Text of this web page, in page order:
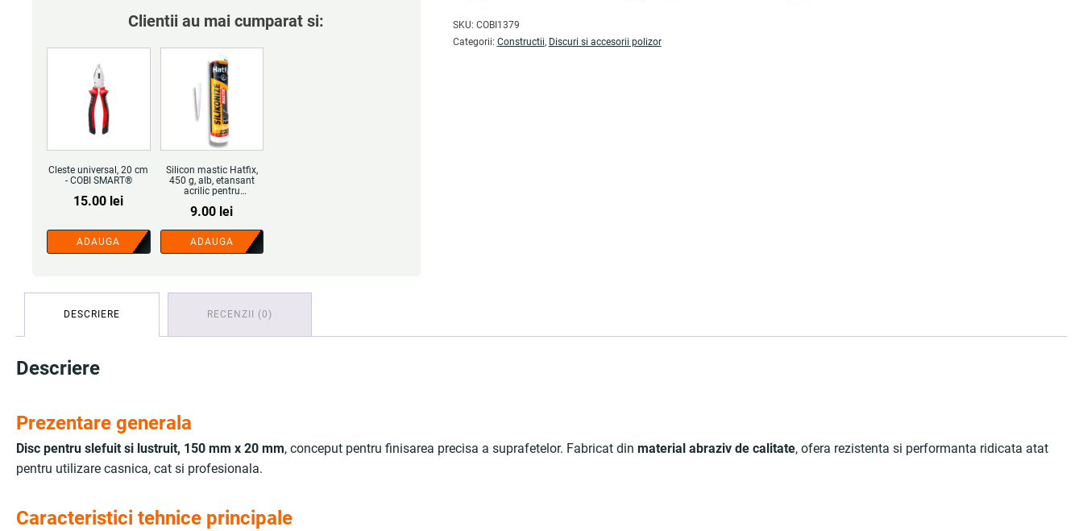
Clientii au mai cumparat si:
Cleste universal, 20 cm
- COBI SMART®
15.00 lei
ADAUGA
Silicon mastic Hatfix,
450 g, alb, etansant
acrilic pentru
interioare - COBI
9.00 lei
ADAUGA
SKU: COBI1379
Categorii: Constructii, Discuri si accesorii polizor
DESCRIERE RECENZII (0)
Descriere
Prezentare generala
Disc pentru slefuit si lustruit, 150 mm x 20 mm, conceput pentru finisarea precisa a suprafetelor. Fabricat din material abraziv de calitate, ofera rezistenta si performanta ridicata atat
pentru utilizare casnica, cat si profesionala.
Caracteristici tehnice principale